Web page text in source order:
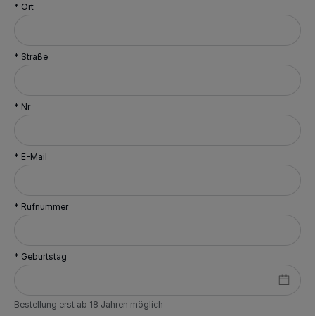
* Ort
* Straße
* Nr
* E-Mail
* Rufnummer
* Geburtstag
Bestellung erst ab 18 Jahren möglich